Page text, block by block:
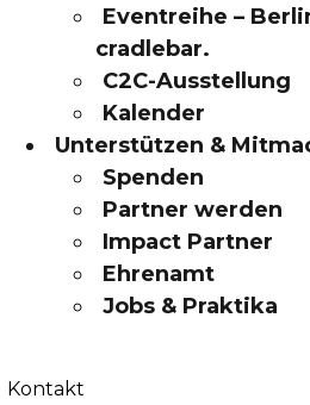
Eventreihe –
cradlebar.
C2C-Ausstellung
Kalender
Unterstützen &
Spenden
Partner werden
Impact Partner
Ehrenamt
Jobs & Praktika
Kontakt